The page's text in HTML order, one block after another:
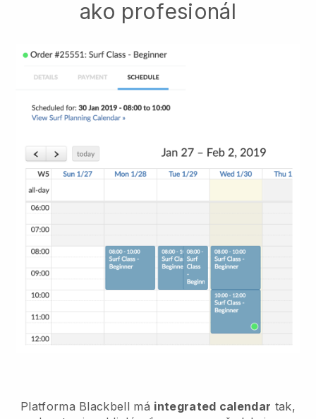
ako profesionál
Platforma Blackbell má integrated calendar tak,